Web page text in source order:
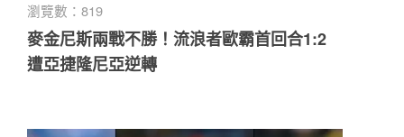
瀏覽數：819
麥金尼斯兩戰不勝！流浪者歐霸首回合1:2
遭亞捷隆尼亞逆轉